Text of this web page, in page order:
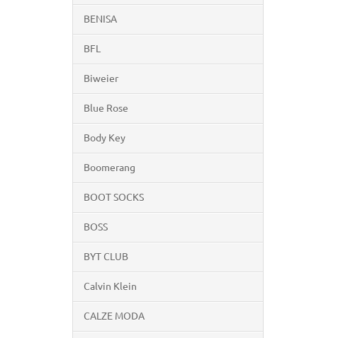
BENISA
BFL
Biweier
Blue Rose
Body Key
Boomerang
BOOT SOCKS
BOSS
BYT CLUB
Calvin Klein
CALZE MODA